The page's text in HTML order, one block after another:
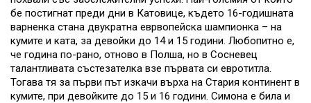
бе постигнат преди дни в Катовице, където 16-годишната
варненка стана двукратна еврвопейска шампионка – на
кумите и ката, за девойки до 14 и 15 години. Любопитно е,
че година по-рано, отново в Полша, но в Сосневец
талантливата състезателка взе първата си евротитла.
Тогава тя за първи път изкачи върха на Стария континент в
кумите, при девойките до 15 и 16 години. Симона е била и